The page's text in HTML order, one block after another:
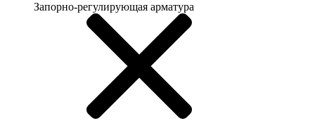
Запорно-регулирующая арматура